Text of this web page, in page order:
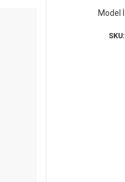
SEPETE EKLEModel
SKU: